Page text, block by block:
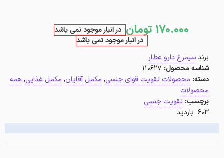
170.000 تومان در انبار موجود نمی باشد
در انبار موجود نمی باشد
برندسیمرغ دارو عطار
شناسه محصول: 110627
دسته: محصولات تقویت قوای جنسی, مکمل آقایان, مکمل غذایی,همه
محصولات
برچسب: تقویت جنسی
603 بازدید